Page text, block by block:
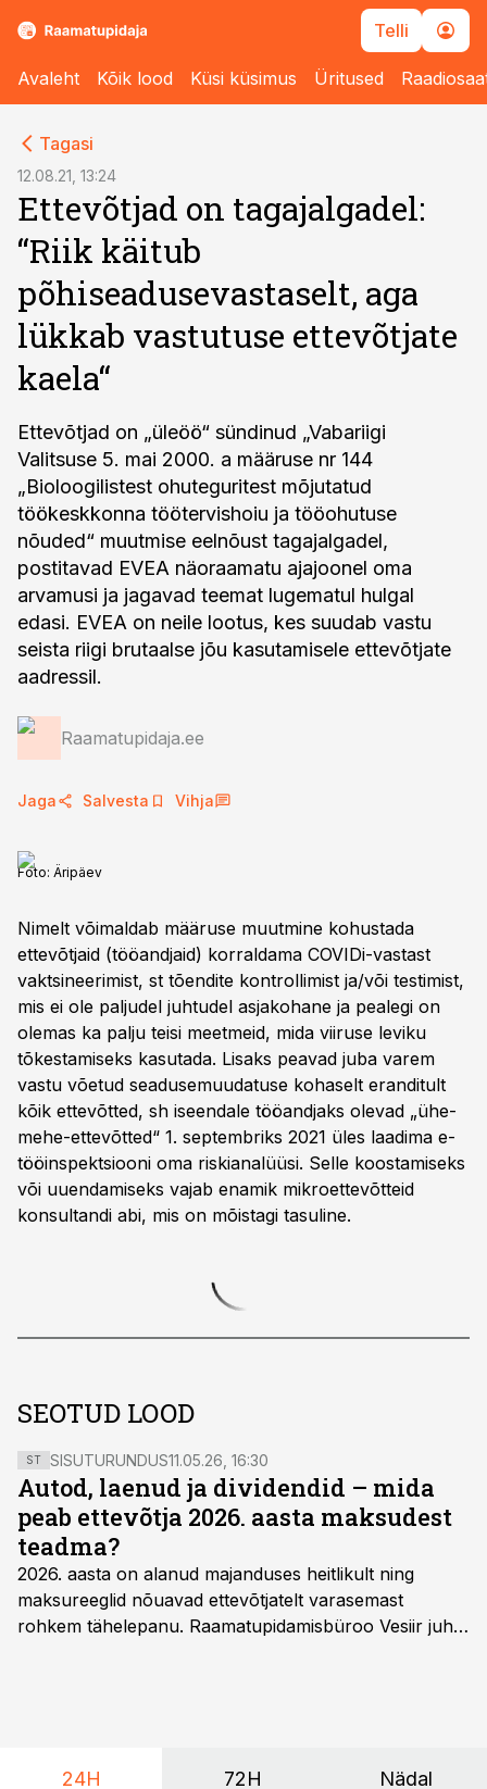
Telli
Avaleht Kõik lood Küsi küsimus Üritused
Tagasi
12.08.21, 13:24
Ettevõtjad on tagajalgadel:
“Riik käitub
põhiseadusevastaselt, aga
lükkab vastutuse ettevõtjate
kaela“
Ettevõtjad on „üleöö“ sündinud „Vabariigi
Valitsuse 5. mai 2000. a määruse nr 144
„Bioloogilistest ohuteguritest mõjutatud
töökeskkonna töötervishoiu ja tööohutuse
nõuded“ muutmise eelnõust tagajalgadel,
postitavad EVEA näoraamatu ajajoonel oma
arvamusi ja jagavad teemat lugematul hulgal
edasi. EVEA on neile lootus, kes suudab vastu
seista riigi brutaalse jõu kasutamisele ettevõtjate
aadressil.
Raamatupidaja.ee
Jaga Salvesta Vihja
Foto: Äripäev
Nimelt võimaldab määruse muutmine kohustada
ettevõtjaid (tööandjaid) korraldama COVIDi-vastast
vaktsineerimist, st tõendite kontrollimist ja/või testimist,
mis ei ole paljudel juhtudel asjakohane ja pealegi on
olemas ka palju teisi meetmeid, mida viiruse leviku
tõkestamiseks kasutada. Lisaks peavad juba varem
vastu võetud seadusemuudatuse kohaselt eranditult
kõik ettevõtted, sh iseendale tööandjaks olevad „ühe-
mehe-ettevõtted“ 1. septembriks 2021 üles laadima e-
tööinspektsiooni oma riskianalüüsi. Selle koostamiseks
või uuendamiseks vajab enamik mikroettevõtteid
konsultandi abi, mis on mõistagi tasuline.
SEOTUD LOOD
ST SISUTURUNDUS11.05.26, 16:30
Autod, laenud ja dividendid – mida
peab ettevõtja 2026. aasta maksudest
teadma?
2026. aasta on alanud majanduses heitlikult ning
maksureeglid nõuavad ettevõtjatelt varasemast
rohkem tähelepanu. Raamatupidamisbüroo Vesiir juht
24H 72H Nädal